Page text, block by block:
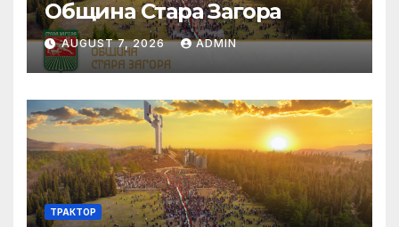
Община Стара Загора
AUGUST 7, 2026 ADMIN
ТРАКТОР